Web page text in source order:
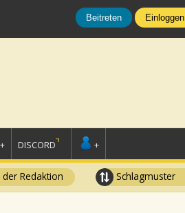
Beitreten Einloggen
DISCORD +
der Redaktion Schlagmuster